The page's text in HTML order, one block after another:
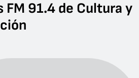
Radios FM 91.4 de
FM 91.4 de Cultura y